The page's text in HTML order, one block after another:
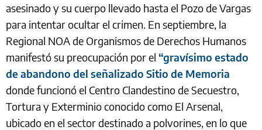
asesinado y su cuerpo llevado hasta el Pozo de Vargas
para intentar ocultar el crimen. En septiembre, la
Regional NOA de Organismos de Derechos Humanos
manifestó su preocupación por el “gravísimo estado
de abandono del señalizado Sitio de Memoria
donde funcionó el Centro Clandestino de Secuestro,
Tortura y Exterminio conocido como El Arsenal,
ubicado en el sector destinado a polvorines, en lo que